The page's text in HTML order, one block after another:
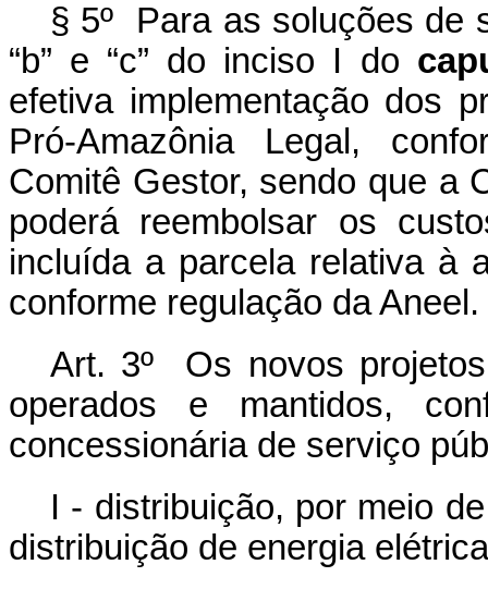
§ 5º Para as soluções de
“b” e “c” do inciso I do
efetiva implementação dos
Pró-Amazônia Legal,
Comitê Gestor, sendo que a
poderá reembolsar os
incluída a parcela relativa à
conforme regulação da Aneel.
Art. 3º Os novos
operados e mantidos,
concessionária de serviço
I - distribuição, por meio
distribuição de energia